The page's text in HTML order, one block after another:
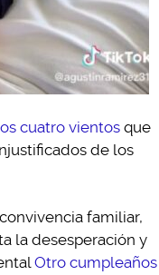
cuatro vientos que
de los
familiar,
la desesperación y
Otro cumpleaños